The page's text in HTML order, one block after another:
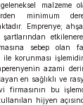
malzeme
minimum
Emprenye;
sebep olan
ile korunması
azami
en sağlıklı ve
firmasının bu
hijyen